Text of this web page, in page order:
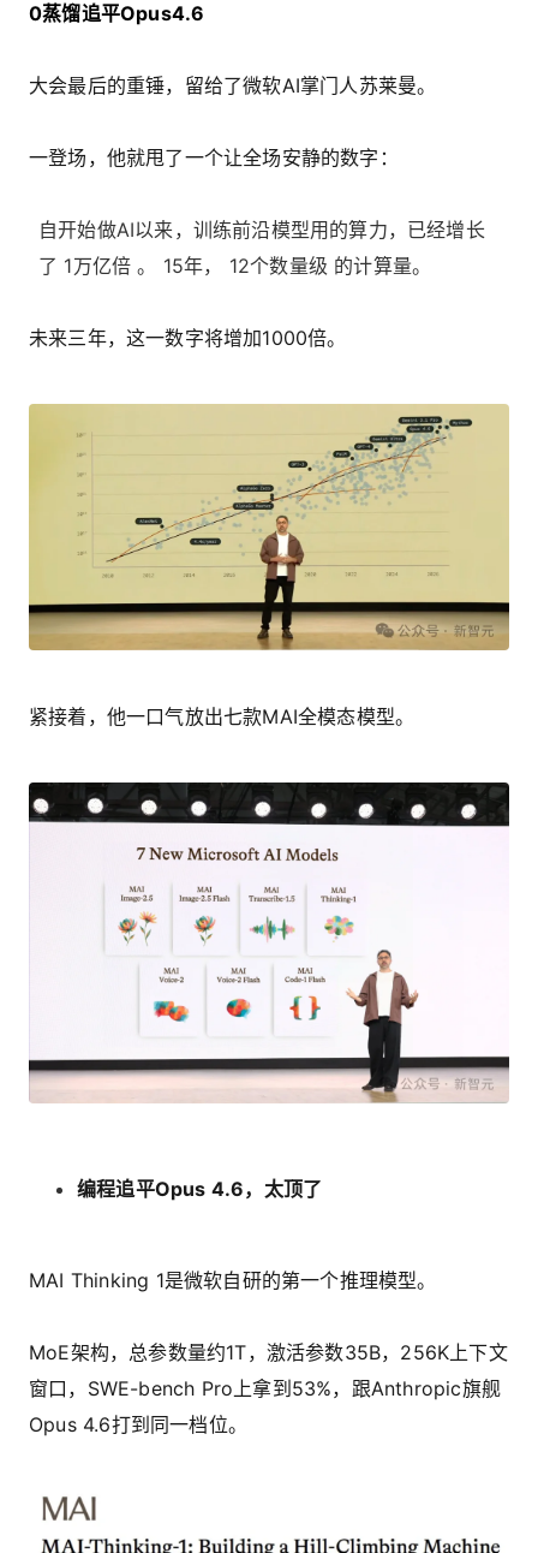
0蒸馏追平Opus4.6
大会最后的重锤，留给了微软AI掌门人苏莱曼。
一登场，他就甩了一个让全场安静的数字：
自开始做AI以来，训练前沿模型用的算力，已经增长
了 1万亿倍 。 15年， 12个数量级 的计算量。
未来三年，这一数字将增加1000倍。
紧接着，他一口气放出七款MAI全模态模型。
编程追平Opus 4.6，太顶了
MAI Thinking 1是微软自研的第一个推理模型。
MoE架构，总参数量约1T，激活参数35B，256K上下文
窗口，SWE-bench Pro上拿到53%，跟Anthropic旗舰
Opus 4.6打到同一档位。